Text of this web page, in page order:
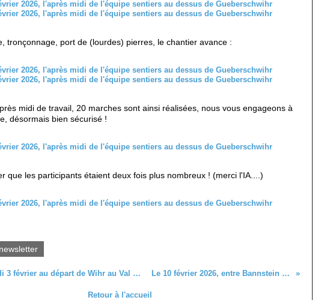
tronçonnage, port de (lourdes) pierres, le chantier avance :
midi de travail, 20 marches sont ainsi réalisées, nous vous engageons à
désormais bien sécurisé !
que les participants étaient deux fois plus nombreux ! (merci l'IA....)
C’était le mardi 3 février au départ de Wihr au Val en direction du Krizle Le 10 février 2026, entre Bannstein et Dreibannstein
Retour à l'accueil